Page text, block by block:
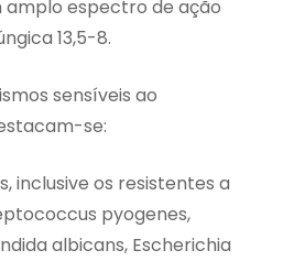
amplo espectro de ação
13,5-8.
sensíveis ao
se:
inclusive os resistentes a
pyogenes,
albicans, Escherichia